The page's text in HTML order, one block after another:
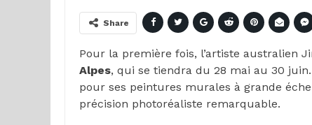
Share
Pour la première fois, l’artiste australien
Alpes, qui se tiendra du 28 mai au 30
pour ses peintures murales à grande
précision photoréaliste remarquable.